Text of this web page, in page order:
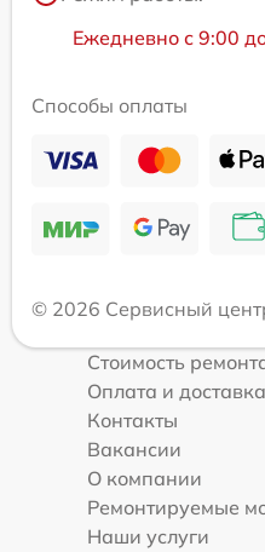
Ежедневно с 9:00
Способы оплаты
© 2026 Сервисный
Стоимость
Оплата и доставка
Контакты
Вакансии
О компании
Ремонтируемые
Наши услуги